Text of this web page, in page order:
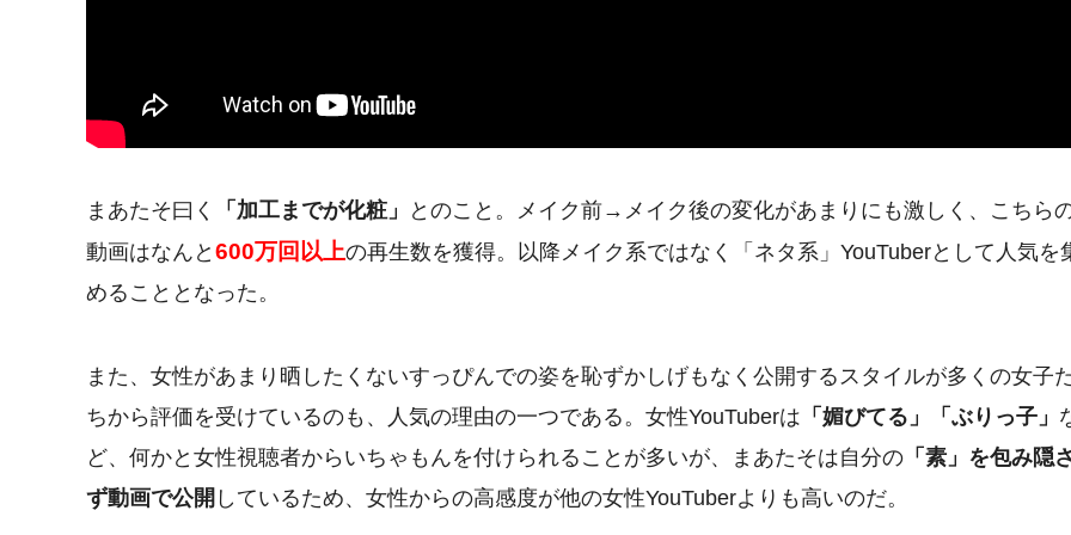
まあたそ曰く 「加工までが化粧」
とのこと。メイク前→メイク後の変化があまりにも激しく、こちら
動画はなんと 600万回以上の再生数を獲得。以降メイク系ではなく「ネタ系」YouTuberとして人気を
めることとなった。
また、女性があまり晒したくないすっぴんでの姿を恥ずかしげもなく公開するスタイルが多くの女子
ちから評価を受けているのも、人気の理由の一つである。女性YouTuberは 「媚びてる」「ぶりっ子」
ど、何かと女性視聴者からいちゃもんを付けられることが多いが、まあたそは自分の 「素」を包み隠さ
ず動画で公開 しているため、女性からの高感度が他の女性YouTuberよりも高いのだ。